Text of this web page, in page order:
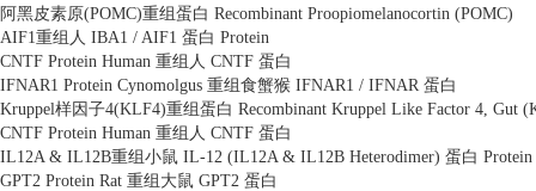
阿黑皮素原(POMC)重组蛋白 Recombinant Proopiomelanocortin (POMC)
AIF1重组人 IBA1 / AIF1 蛋白 Protein
CNTF Protein Human 重组人 CNTF 蛋白
IFNAR1 Protein Cynomolgus 重组食蟹猴 IFNAR1 / IFNAR 蛋白
Kruppel样因子4(KLF4)重组蛋白 Recombinant Kruppel Like Factor 4, Gut
CNTF Protein Human 重组人 CNTF 蛋白
IL12A & IL12B重组小鼠 IL-12 (IL12A & IL12B Heterodimer) 蛋白 Protein
GPT2 Protein Rat 重组大鼠 GPT2 蛋白